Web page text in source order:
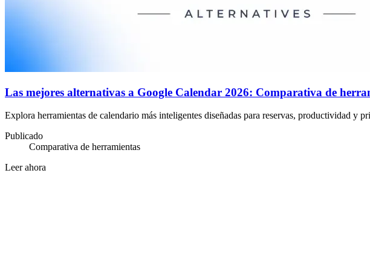
Las mejores alternativas a Google Calendar 2026: Comparativa de
Explora herramientas de calendario más inteligentes diseñadas para reservas, productividad y
Publicado
Comparativa de herramientas
Leer ahora